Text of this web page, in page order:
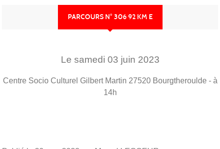
PARCOURS N° 306 92 KM E
Le samedi 03 juin 2023
Centre Socio Culturel Gilbert Martin 27520 Bourgtheroulde - à
14h